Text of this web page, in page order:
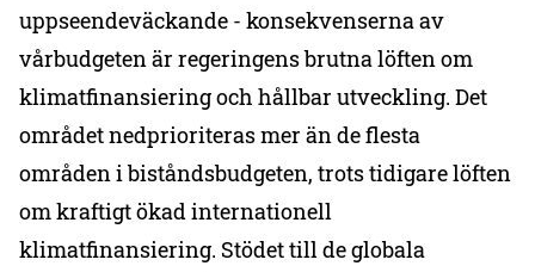
uppseendeväckande - konsekvenserna av
vårbudgeten är regeringens brutna löften om
klimatfinansiering och hållbar utveckling. Det
området nedprioriteras mer än de flesta
områden i biståndsbudgeten, trots tidigare löften
om kraftigt ökad internationell
klimatfinansiering. Stödet till de globala